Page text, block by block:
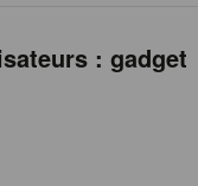
: gadget